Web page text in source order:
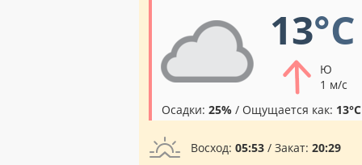
13°C
Ю
1 м/с
Осадки: 25% / Ощущается как: 13°C
Восход: 05:53 / Закат: 20:29